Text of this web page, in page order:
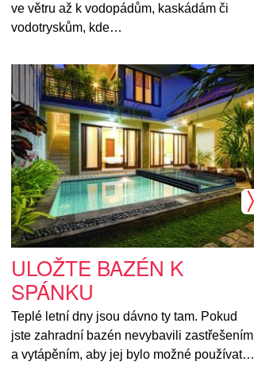
ve větru až k vodopádům, kaskádám či
vodotryskům, kde…
ULOŽTE BAZÉN K
SPÁNKU
Teplé letní dny jsou dávno ty tam. Pokud
jste zahradní bazén nevybavili zastřešením
a vytápěním, aby jej bylo možné používat…